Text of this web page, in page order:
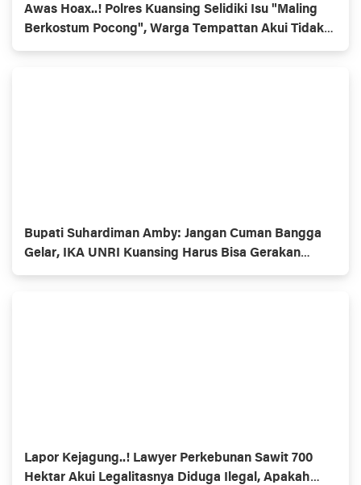
Awas Hoax..! Polres Kuansing Selidiki Isu "Maling
Berkostum Pocong", Warga Tempattan Akui Tidak
Ada
Bupati Suhardiman Amby: Jangan Cuman Bangga
Gelar, IKA UNRI Kuansing Harus Bisa Gerakan
Ekonomi Daerah
Lapor Kejagung..! Lawyer Perkebunan Sawit 700
Hektar Akui Legalitasnya Diduga Ilegal, Apakah